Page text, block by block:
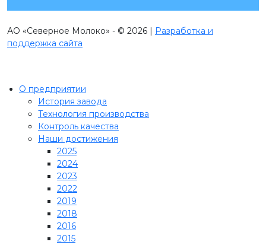
АО «Северное Молоко» - © 2026 |
Разработка и
поддержка сайта
О предприятии
История завода
Технология производства
Контроль качества
Наши достижения
2025
2024
2023
2022
2019
2018
2016
2015